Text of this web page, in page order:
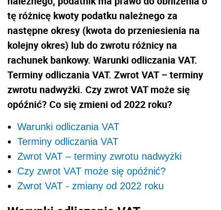
tę różnicę kwoty podatku należnego za
następne okresy (kwota do przeniesienia na
kolejny okres) lub do zwrotu różnicy na
rachunek bankowy. Warunki odliczania VAT.
Terminy odliczania VAT. Zwrot VAT – terminy
zwrotu nadwyżki. Czy zwrot VAT może się
opóźnić? Co się zmieni od 2022 roku?
Warunki odliczania VAT
Terminy odliczania VAT
Zwrot VAT – terminy zwrotu nadwyżki
Czy zwrot VAT może się opóźnić?
Zwrot VAT - zmiany od 2022 roku